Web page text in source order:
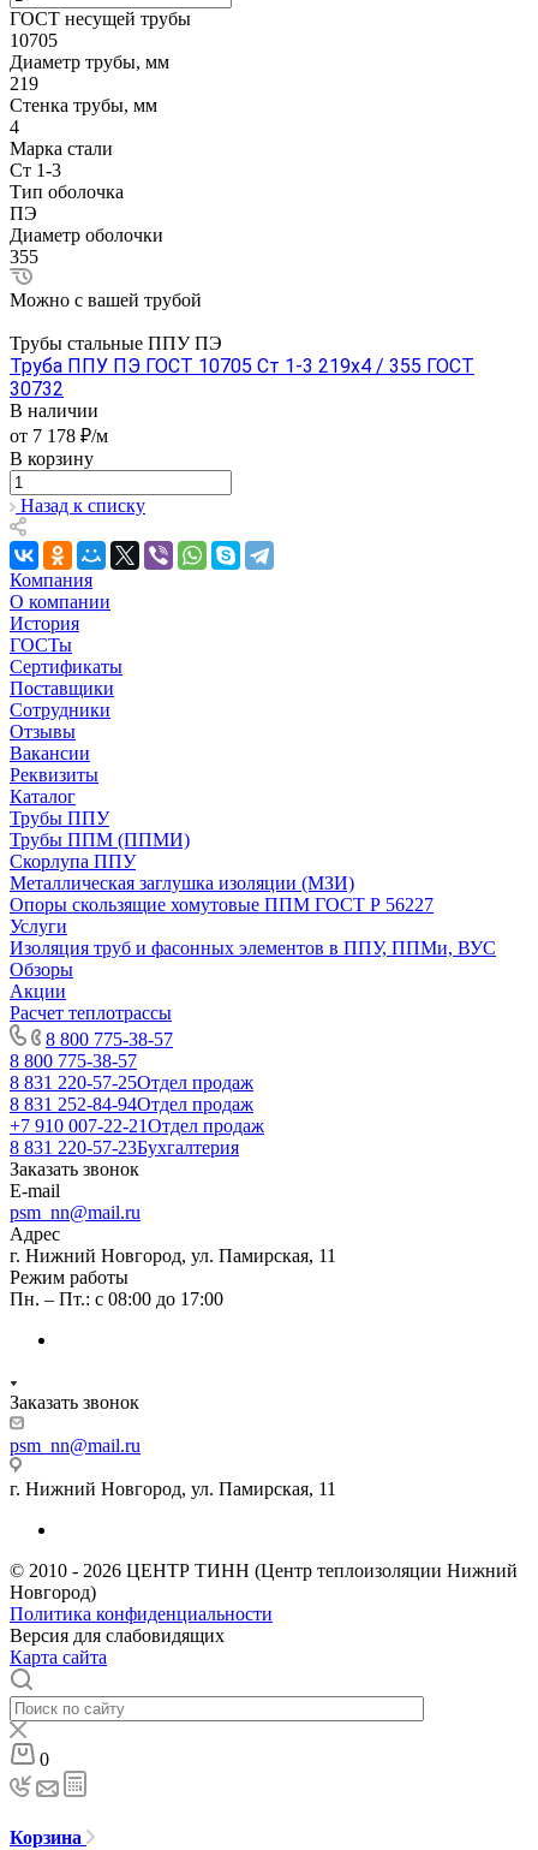
ГОСТ несущей трубы
10705
Диаметр трубы, мм
219
Стенка трубы, мм
4
Марка стали
Ст 1-3
Тип оболочка
ПЭ
Диаметр оболочки
355
Можно с вашей трубой
Трубы стальные ППУ ПЭ
Труба ППУ ПЭ ГОСТ 10705 Ст 1-3 219x4 / 355 ГОСТ
30732
В наличии
от 7 178 ₽/м
В корзину
Назад к списку
Компания
О компании
История
ГОСТы
Сертификаты
Поставщики
Сотрудники
Отзывы
Вакансии
Реквизиты
Каталог
Трубы ППУ
Трубы ППМ (ППМИ)
Скорлупа ППУ
Металлическая заглушка изоляции (МЗИ)
Опоры скользящие хомутовые ППМ ГОСТ Р 56227
Услуги
Изоляция труб и фасонных элементов в ППУ, ППМи, ВУС
Обзоры
Акции
Расчет теплотрассы
8 800 775-38-57
8 800 775-38-57
8 831 220-57-25Отдел продаж
8 831 252-84-94Отдел продаж
+7 910 007-22-21Отдел продаж
8 831 220-57-23Бухгалтерия
Заказать звонок
E-mail
psm_nn@mail.ru
Адрес
г. Нижний Новгород, ул. Памирская, 11
Режим работы
Пн. – Пт.: с 08:00 до 17:00
Заказать звонок
psm_nn@mail.ru
г. Нижний Новгород, ул. Памирская, 11
© 2010 - 2026 ЦЕНТР ТИНН (Центр теплоизоляции Нижний
Новгород)
Политика конфиденциальности
Версия для слабовидящих
Карта сайта
0
Корзина